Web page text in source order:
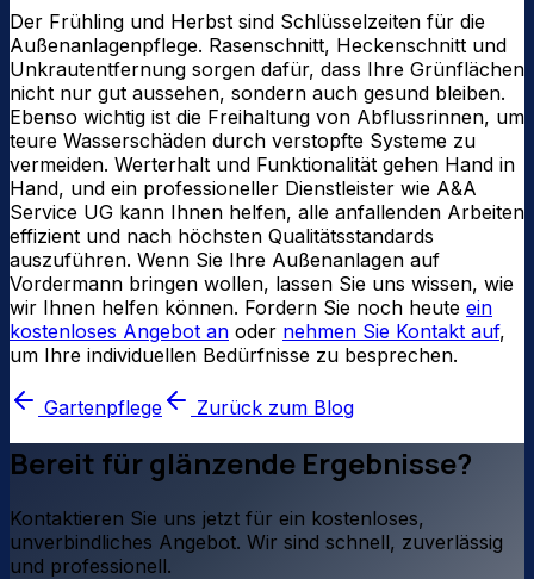
Der Frühling und Herbst sind Schlüsselzeiten für die
Außenanlagenpflege. Rasenschnitt, Heckenschnitt und
Unkrautentfernung sorgen dafür, dass Ihre Grünflächen
nicht nur gut aussehen, sondern auch gesund bleiben.
Ebenso wichtig ist die Freihaltung von Abflussrinnen, um
teure Wasserschäden durch verstopfte Systeme zu
vermeiden. Werterhalt und Funktionalität gehen Hand in
Hand, und ein professioneller Dienstleister wie A&A
Service UG kann Ihnen helfen, alle anfallenden Arbeiten
effizient und nach höchsten Qualitätsstandards
auszuführen. Wenn Sie Ihre Außenanlagen auf
Vordermann bringen wollen, lassen Sie uns wissen, wie
wir Ihnen helfen können. Fordern Sie noch heute ein
kostenloses Angebot an oder nehmen Sie Kontakt auf,
um Ihre individuellen Bedürfnisse zu besprechen.
Gartenpflege Zurück zum Blog
Bereit für glänzende Ergebnisse?
Kontaktieren Sie uns jetzt für ein kostenloses,
unverbindliches Angebot. Wir sind schnell, zuverlässig
und professionell.